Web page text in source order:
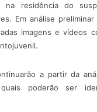
na residência do
Em análise
imagens e vídeos
a partir da
poderão ser